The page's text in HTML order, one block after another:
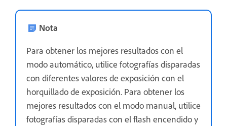
Nota
Para obtener los mejores resultados con el
modo automático, utilice fotografías disparadas
con diferentes valores de exposición con el
horquillado de exposición. Para obtener los
mejores resultados con el modo manual, utilice
fotografías disparadas con el flash encendido y